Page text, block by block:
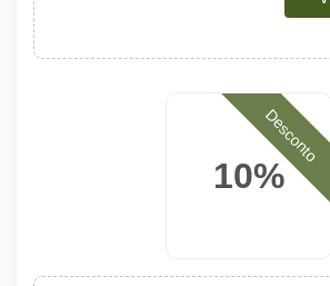
10%
Desconto